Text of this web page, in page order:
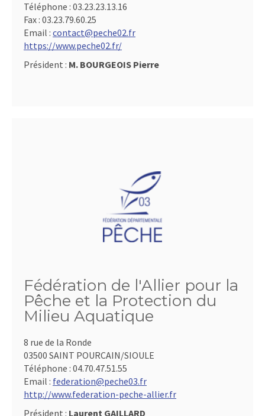
Téléphone : 03.23.23.13.16
Fax : 03.23.79.60.25
Email : contact@peche02.fr
https://www.peche02.fr/
Président : M. BOURGEOIS Pierre
Fédération de l'Allier pour la
Pêche et la Protection du
Milieu Aquatique
8 rue de la Ronde
03500 SAINT POURCAIN/SIOULE
Téléphone : 04.70.47.51.55
Email : federation@peche03.fr
http://www.federation-peche-allier.fr
Président : Laurent GAILLARD